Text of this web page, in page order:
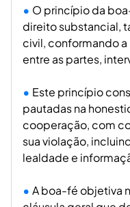
O princípio da
direito substancial,
civil, conformando
entre as partes,
Este princípio
pautadas na
cooperação, com
sua violação,
lealdade e
A boa-fé objetiva